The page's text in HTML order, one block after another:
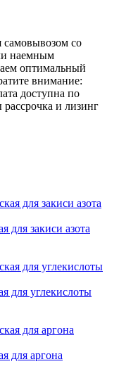
самовывозом со
наемным
оптимальный
внимание:
доступна по
и лизинг
для закиси азота
для углекислоты
для аргона